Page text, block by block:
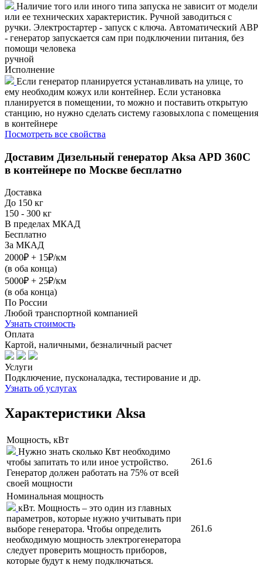
Наличие того или иного типа запуска не зависит от модели
или ее технических характеристик. Ручной заводиться с
ручки. Электростартер - запуск с ключа. Автоматический АВР
- генератор запускается сам при подключении питания, без
помощи человека
ручной
Исполнение
Если генератор планируется устанавливать на улице, то
ему необходим кожух или контейнер. Если установка
планируется в помещении, то можно и поставить открытую
станцию, но нужно сделать систему газовыхлопа с помещения
в контейнере
Посмотреть все свойства
Доставим Дизельный генератор Aksa APD 360C
в контейнере по Москве бесплатно
Доставка
До 150 кг
150 - 300 кг
В пределах МКАД
Бесплатно
За МКАД
2000₽ + 15₽/км
(в оба конца)
5000₽ + 25₽/км
(в оба конца)
По России
Любой транспортной компанией
Узнать стоимость
Оплата
Картой, наличными, безналичный расчет
Услуги
Подключение, пусконаладка, тестирование и др.
Узнать об услугах
Характеристики Aksa
Мощность, кВт
Нужно знать сколько Квт необходимо
чтобы запитать то или иное устройство.
Генератор должен работать на 75% от всей
своей мощности
261.6
Номинальная мощность
кВт. Мощность – это один из главных
параметров, которые нужно учитывать при
выборе генератора. Чтобы определить
необходимую мощность электрогенератора
следует проверить мощность приборов,
которые будут к нему подключаться.
261.6